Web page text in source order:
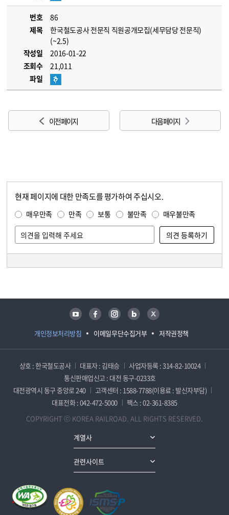
번호
86
제목
한국철도공사 전문직 직원공개모집(세무담당 전문직)
(~2.5)
작성일
2016-01-22
조회수
21,011
파일
이전 페이지 다음 페이지
현재 페이지에 대한 만족도를 평가하여 주십시오.
매우만족 만족 보통 불만족 매우불만족
개인정보처리방침 이메일무단수집거부 저작권정책
유튜브 페이스북 인스타그램 블로그 트위터
상호 : 한국철도공사 대표자 : 김태승
사업자등록 : 314-82-10024
통신판매업신고 : 대전 동구-0233호
대전광역시 동구 중앙로 240
고객센터 : 1588-7788(이용료 : 발신자부담)
대표전화 : 042-472-5000
팩스 : 02-361-8385
COPYRIGHT ⓒ KOREA RAILROAD. ALL RIGHTS RESERVED.
계열사
관련사이트